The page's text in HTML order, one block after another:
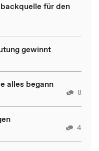
für den
gewinnt
alles begann
8
4